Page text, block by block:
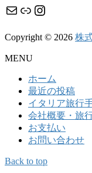
メール リンク Instagram
Copyright © 2026 株
MENU
ホーム
最近の投稿
イタリア旅行
会社概要・旅
お支払い
お問い合わせ
Back to top